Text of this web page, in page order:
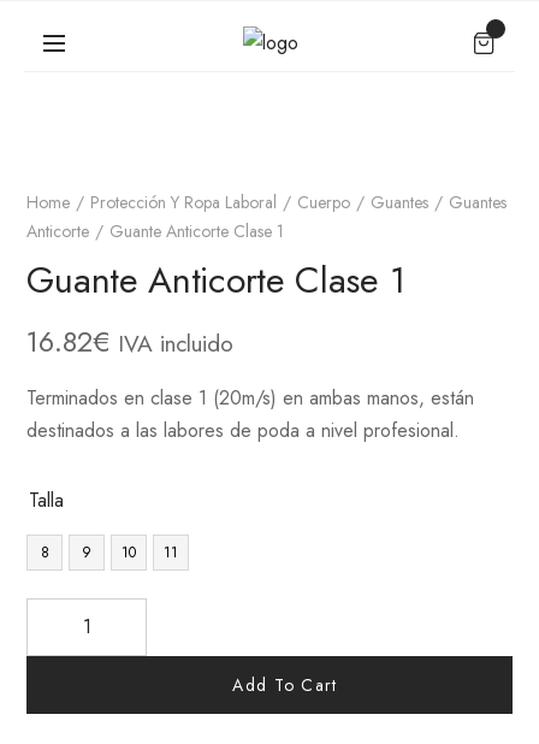
Home Protección Y Ropa Laboral Cuerpo Guantes
Guantes
Anticorte
Guante Anticorte Clase 1
Guante Anticorte Clase 1
16.82€ IVA incluido
Terminados en clase 1 (20m/s) en ambas manos, están
destinados a las labores de poda a nivel profesional.
Talla
8 9 10 11
Add To Cart